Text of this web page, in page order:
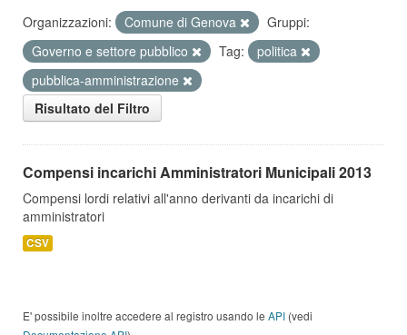
Organizzazioni: Comune di Genova
Gruppi:
Governo e settore pubblico
Tag:
politica
pubblica-amministrazione
Risultato del Filtro
Compensi incarichi Amministratori Municipali 2013
Compensi lordi relativi all'anno derivanti da incarichi di
amministratori
CSV
E' possibile inoltre accedere al registro usando le API (vedi